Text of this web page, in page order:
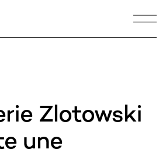
Zlotowski
une
40 57 00 00